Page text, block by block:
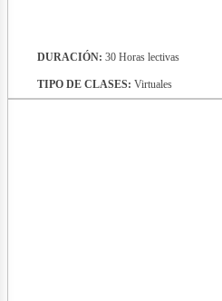
TIPO DE CLASES: Virtuales
DURACIÓN: 30 Horas lectivas